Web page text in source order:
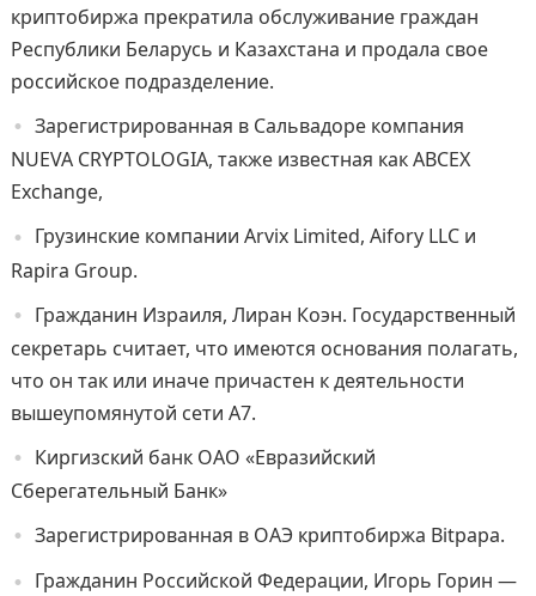
криптобиржа прекратила обслуживание граждан
Республики Беларусь и Казахстана и продала свое
российское подразделение.
Зарегистрированная в Сальвадоре компания
NUEVA CRYPTOLOGIA, также известная как ABCEX
Exchange,
Грузинские компании Arvix Limited, Aifory LLC и
Rapira Group.
Гражданин Израиля, Лиран Коэн. Государственный
секретарь считает, что имеются основания полагать,
что он так или иначе причастен к деятельности
вышеупомянутой сети A7.
Киргизский банк ОАО «Евразийский
Сберегательный Банк»
Зарегистрированная в ОАЭ криптобиржа Bitpapa.
Гражданин Российской Федерации, Игорь Горин —